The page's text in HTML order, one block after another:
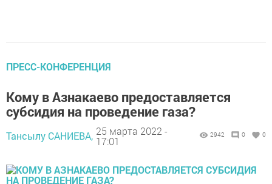
ПРЕСС-КОНФЕРЕНЦИЯ
Кому в Азнакаево предоставляется
субсидия на проведение газа?
Тансылу САНИЕВА, 25 марта 2022 -
17:01
2942 0 0